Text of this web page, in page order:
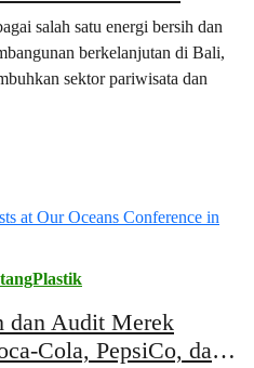
salah satu energi bersih dan
berkelanjutan di Bali,
sektor pariwisata dan
dan Audit Merek
Cola, PepsiCo, dan